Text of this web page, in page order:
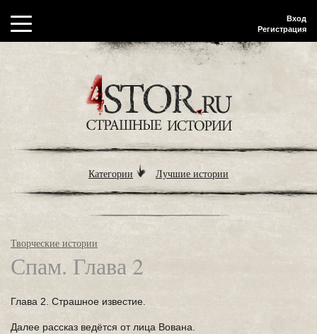
Вход
Регистрация
Категории Лучшие истории
Творческие истории
Спам. Глава 2
Глава 2. Страшное известие.
Далее рассказ ведётся от лица Вована.